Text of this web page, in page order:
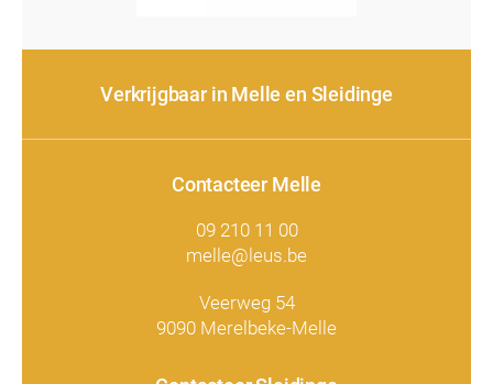
Verkrijgbaar in Melle en Sleidinge
Contacteer Melle
09 210 11 00
melle@leus.be
Veerweg 54
9090 Merelbeke-Melle